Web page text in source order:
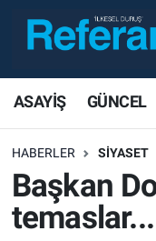
ASAYİŞ GÜNCEL
HABERLER SİYASET
Başkan
temaslar...